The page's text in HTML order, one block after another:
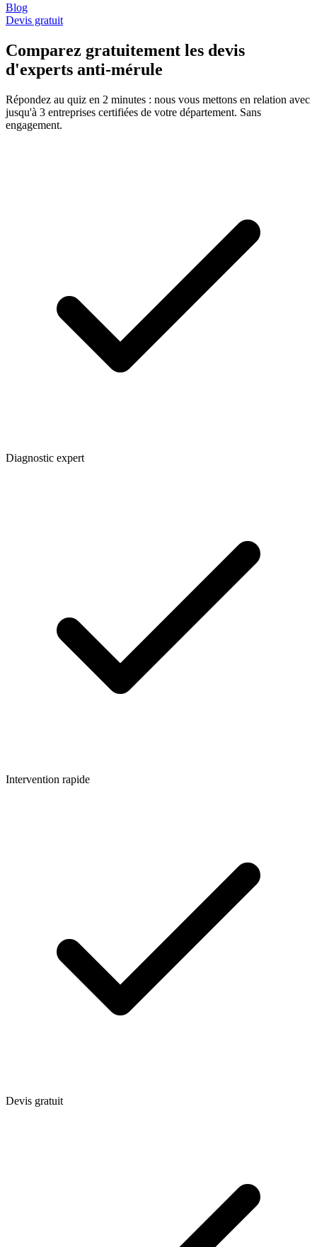
Blog
Devis gratuit
Comparez gratuitement les devis
d'experts anti-mérule
Répondez au quiz en 2 minutes : nous vous mettons en relation avec
jusqu'à 3 entreprises certifiées de votre département. Sans
engagement.
Diagnostic expert
Intervention rapide
Devis gratuit